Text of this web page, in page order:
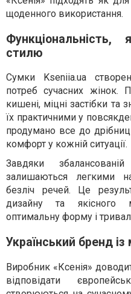
щоденного використання.
стилю
Сумки Kseniia.ua
потреб сучасних жінок.
кишені, міцні застібки та
їх практичними у
продумано все до
комфорт у кожній ситуації.
Завдяки
залишаються легкими
безліч речей. Це
дизайну та якісного
оптимальну форму і
Український бренд
Виробник «Ксенія»
відповідати